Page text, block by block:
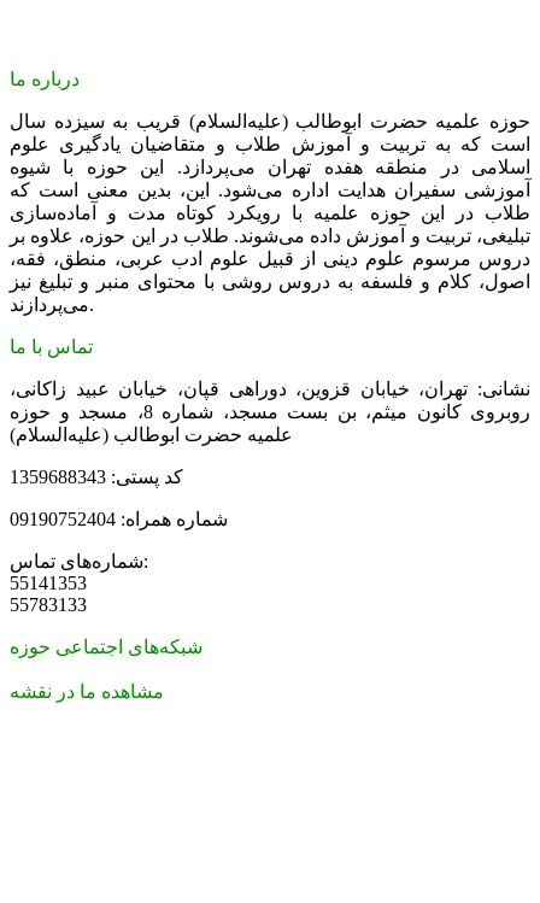
درباره ما
حوزه علمیه حضرت ابوطالب (علیه‌السلام) قریب به سیزده سال
است که به تربیت و آموزش طلاب و متقاضیان یادگیری علوم
اسلامی در منطقه هفده تهران می‌پردازد. این حوزه با شیوه
آموزشی سفیران هدایت اداره می‌شود. این، بدین معنی است که
طلاب در این حوزه علمیه با رویکرد کوتاه مدت و آماده‌سازی
تبلیغی، تربیت و آموزش داده می‌شوند. طلاب در این حوزه، علاوه بر
دروس مرسوم علوم دینی از قبیل علوم ادب عربی، منطق، فقه،
اصول، کلام و فلسفه به دروس روشی با محتوای منبر و تبلیغ نیز
می‌پردازند.
تماس با ما
نشانی: تهران، خیابان قزوین، دوراهی قپان، خیابان عبید زاکانی،
روبروی کانون میثم، بن بست مسجد، شماره 8، مسجد و حوزه
علمیه حضرت ابوطالب (علیه‌السلام)
کد پستی: 1359688343
شماره همراه: 09190752404
شماره‌های تماس:
55141353
55783133
شبکه‌های اجتماعی حوزه
مشاهده ما در نقشه